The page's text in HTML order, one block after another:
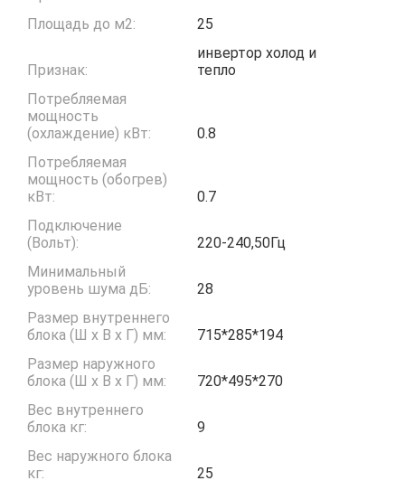
Площадь до м2:
25
Признак:
инвертор холод и
тепло
Потребляемая
мощность
(охлаждение) кВт:
0.8
Потребляемая
мощность (обогрев)
кВт:
0.7
Подключение
(Вольт):
220-240,50Гц
Минимальный
уровень шума дБ:
28
Размер внутреннего
блока (Ш x В x Г) мм:
715*285*194
Размер наружного
блока (Ш x В x Г) мм:
720*495*270
Вес внутреннего
блока кг:
9
Вес наружного блока
кг:
25